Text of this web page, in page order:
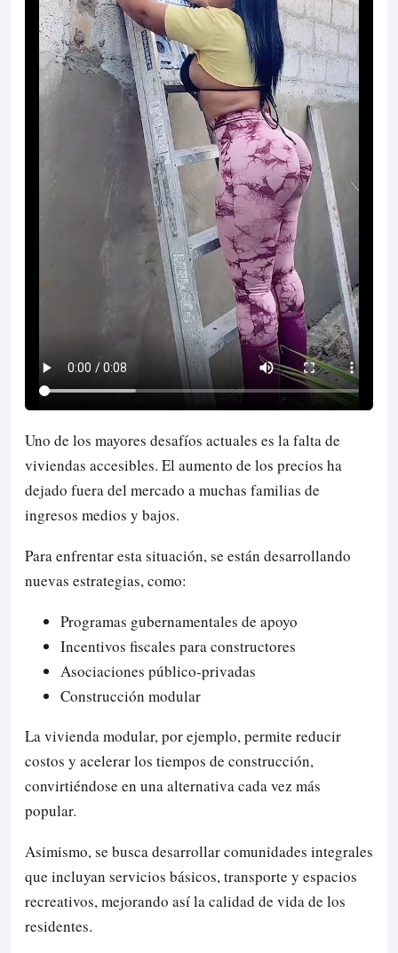
Uno de los mayores desafíos actuales es la falta de
viviendas accesibles. El aumento de los precios ha
dejado fuera del mercado a muchas familias de
ingresos medios y bajos.
Para enfrentar esta situación, se están desarrollando
nuevas estrategias, como:
Programas gubernamentales de apoyo
Incentivos fiscales para constructores
Asociaciones público-privadas
Construcción modular
La vivienda modular, por ejemplo, permite reducir
costos y acelerar los tiempos de construcción,
convirtiéndose en una alternativa cada vez más
popular.
Asimismo, se busca desarrollar comunidades integrales
que incluyan servicios básicos, transporte y espacios
recreativos, mejorando así la calidad de vida de los
residentes.